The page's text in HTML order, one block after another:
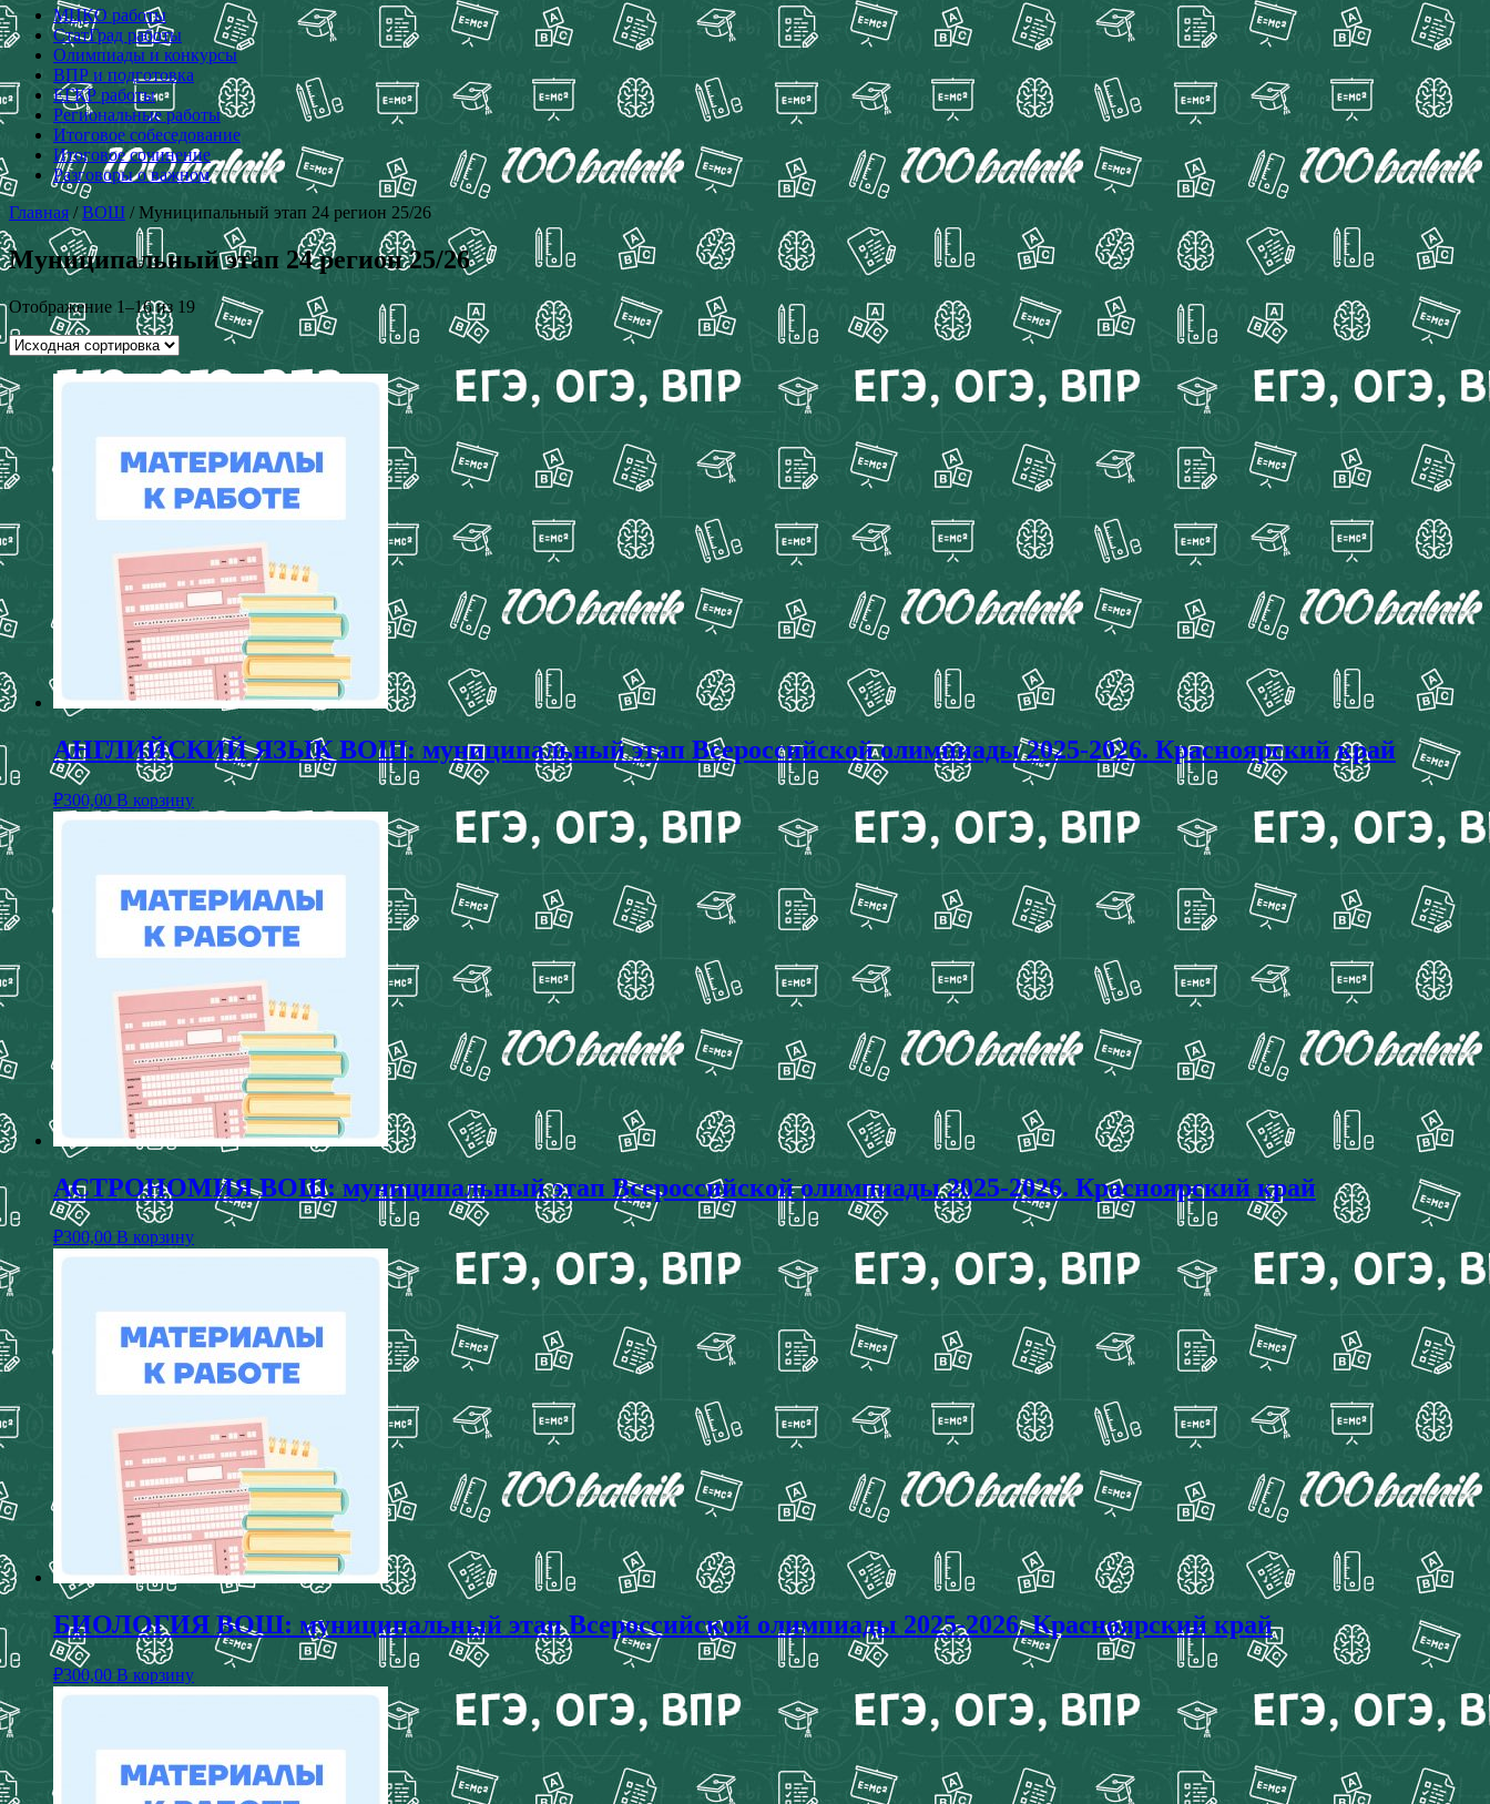
МЦКО работы
СтатГрад работы
Олимпиады и конкурсы
ВПР и подготовка
ЕГКР работы
Региональные работы
Итоговое собеседование
Итоговое сочинение
Разговоры о важном
Главная /ВОШ / Муниципальный этап 24 регион 25/26
Муниципальный этап 24 регион 25/26
Отображение 1–16 из 19
АНГЛИЙСКИЙ ЯЗЫК ВОШ: муниципальный этап Всероссийской олимпиады 2025-2026. Красноярский край
₽300,00 В корзину
АСТРОНОМИЯ ВОШ: муниципальный этап Всероссийской олимпиады 2025-2026. Красноярский край
₽300,00 В корзину
БИОЛОГИЯ ВОШ: муниципальный этап Всероссийской олимпиады 2025-2026. Красноярский край
₽300,00 В корзину